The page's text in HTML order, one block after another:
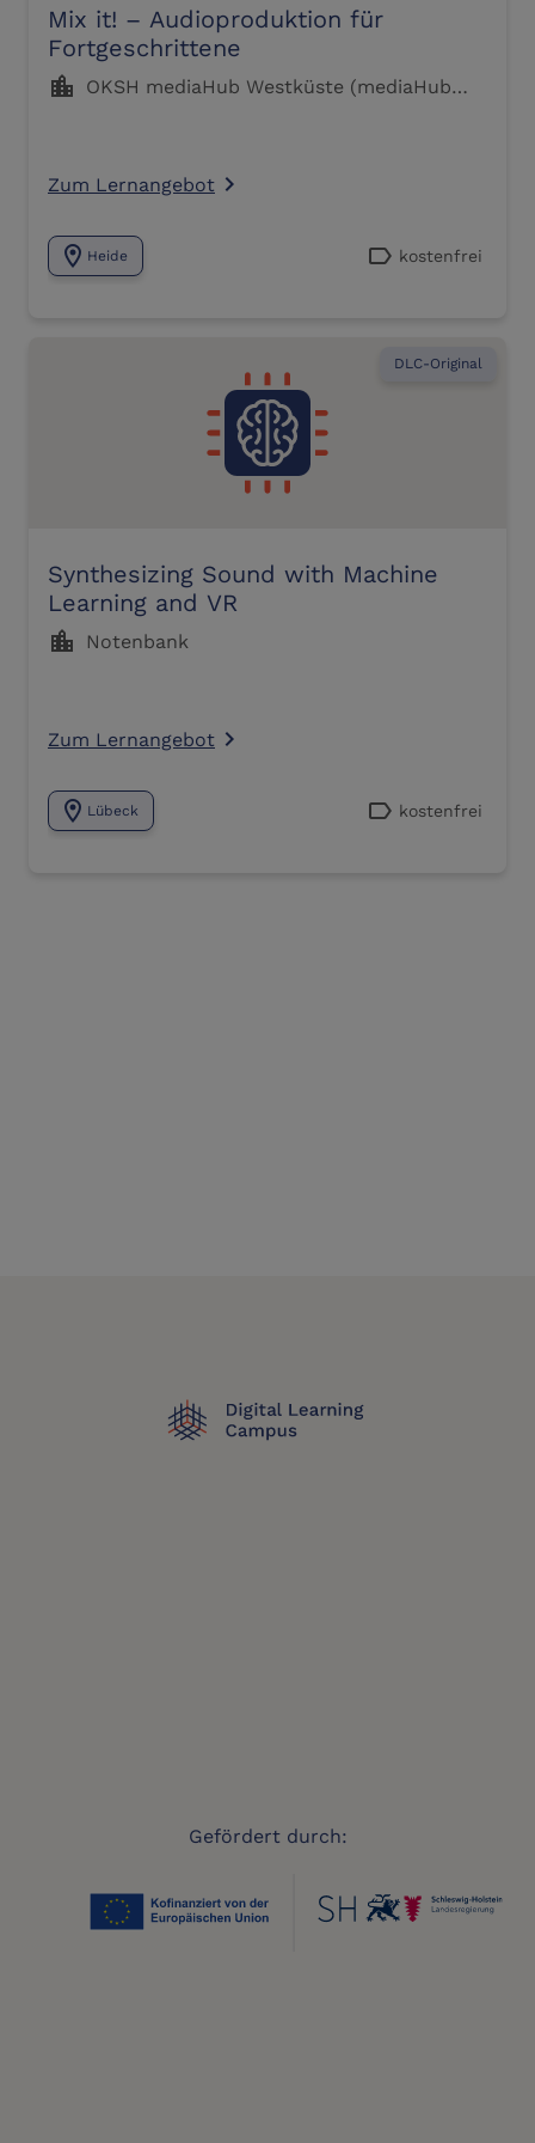
Mix it! – Audioproduktion für
Fortgeschrittene
location_city OKSH mediaHub Westküste (mediaHub
Zum Lernangebot navigate_next
location_on Heide label kostenfrei
DLC-Original
Synthesizing Sound with Machine
Learning and VR
location_city Notenbank
Zum Lernangebot navigate_next
location_on Lübeck label kostenfrei
Gefördert durch: